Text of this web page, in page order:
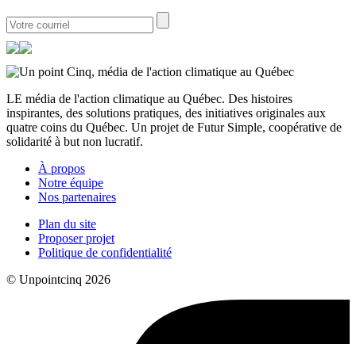
LE média de l'action climatique au Québec. Des histoires
inspirantes, des solutions pratiques, des initiatives originales aux
quatre coins du Québec. Un projet de Futur Simple, coopérative de
solidarité à but non lucratif.
À propos
Notre équipe
Nos partenaires
Plan du site
Proposer projet
Politique de confidentialité
© Unpointcinq 2026